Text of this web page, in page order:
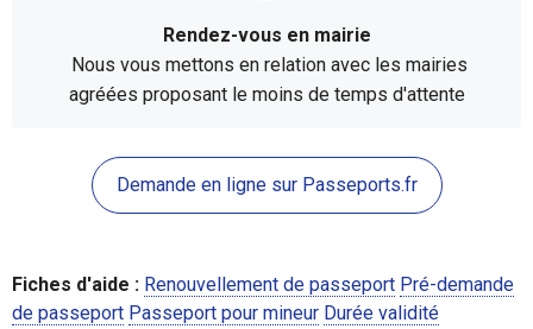
Rendez-vous en mairie
Nous vous mettons en relation avec les mairies
agréées proposant le moins de temps d'attente
Demande en ligne sur Passeports.fr
Fiches d'aide : Renouvellement de passeport Pré-demande
de passeport Passeport pour mineur Durée validité